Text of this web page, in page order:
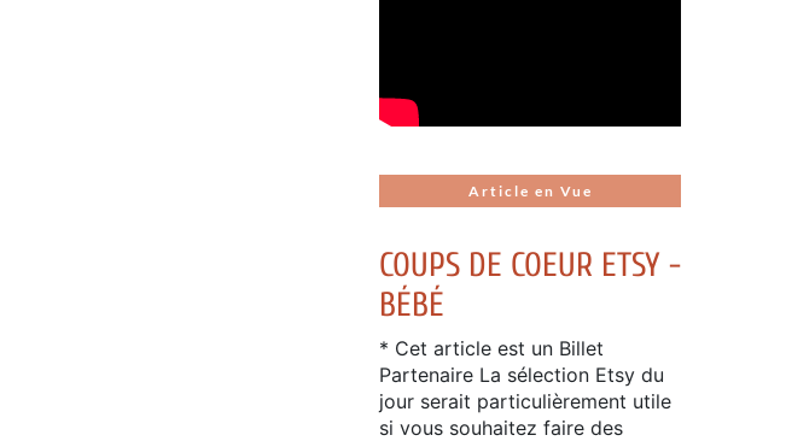
Article en Vue
COUPS DE COEUR ETSY -
BÉBÉ
* Cet article est un Billet
Partenaire La sélection Etsy du
jour serait particulièrement utile
si vous souhaitez faire des